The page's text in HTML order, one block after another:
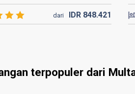
dari IDR 848.421
terpopuler dari